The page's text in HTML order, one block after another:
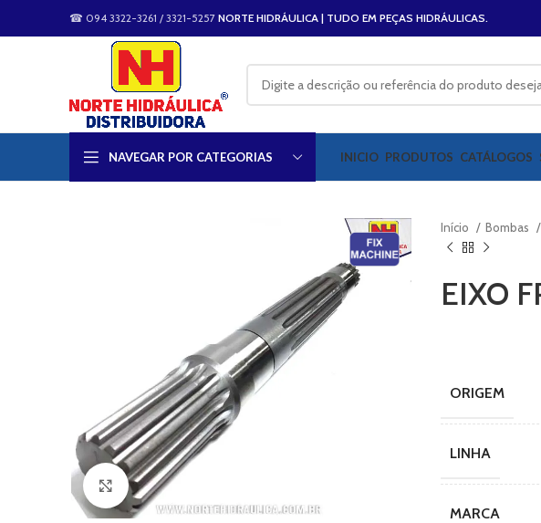
☎ 094 3322-3261 / 3321-5257 NORTE HIDRÁULICA | TUDO EM PEÇAS HIDRÁULICAS.
NAVEGAR POR CATEGORIAS INICIO PRODUTOS CATÁLOGOS
Clique para ampliar
Início Bombas
EIXO
ORIGEM
LINHA
MARCA